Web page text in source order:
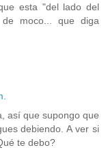
esta "del lado del
moco... que diga
así que supongo que
debiendo. A ver si
te debo?